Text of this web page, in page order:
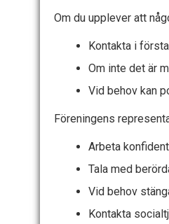
Om du upplever att
Kontakta i
Om inte det är
Vid behov kan
Föreningens
Arbeta
Tala med
Vid behov
Kontakta